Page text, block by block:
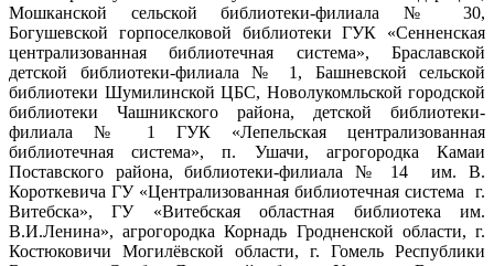
Мошканской сельской библиотеки-филиала № 30,
Богушевской горпоселковой библиотеки ГУК «Сенненская
централизованная библиотечная система», Браславской
детской библиотеки-филиала № 1, Башневской сельской
библиотеки Шумилинской ЦБС, Новолукомльской городской
библиотеки Чашникского района, детской библиотеки-
филиала № 1 ГУК «Лепельская централизованная
библиотечная система», п. Ушачи, агрогородка Камаи
Поставского района, библиотеки-филиала № 14 им. В.
Короткевича ГУ «Централизованная библиотечная система г.
Витебска», ГУ «Витебская областная библиотека им.
В.И.Ленина»,агрогородка Корнадь Гродненской области, г.
Костюковичи Могилёвской области, г. Гомель Республики